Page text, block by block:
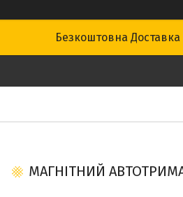
Безкоштовна
МАГНІТНИЙ АВТОТРИМАЧ